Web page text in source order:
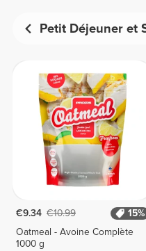
Petit Déjeuner et
€9.34 €10.99
15%
Oatmeal - Avoine Complète
1000 g